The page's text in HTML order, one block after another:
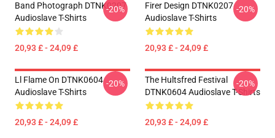
Band Photograph DTNK0207
Audioslave T-Shirts
20,93 £ - 24,09 £
-20%
Firer Design DTNK0207
Audioslave T-Shirts
20,93 £ - 24,09 £
-20%
Ll Flame On DTNK0604
Audioslave T-Shirts
20,93 £ - 24,09 £
-20%
The Hultsfred Festival
DTNK0604 Audioslave T-Shirts
20,93 £ - 24,09 £
-20%